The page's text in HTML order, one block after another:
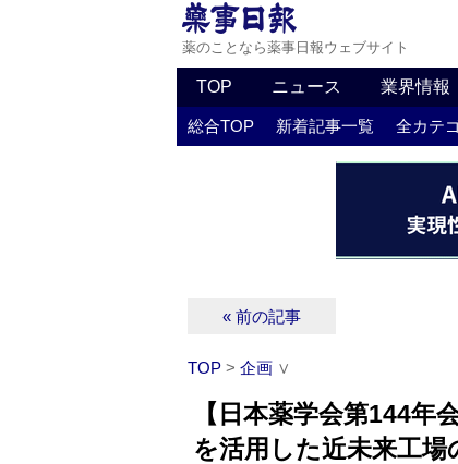
薬のことなら薬事日報ウェブサイト
TOP ニュース 業界情報
総合TOP 新着記事一覧 全カテ
« 前の記事
TOP > 企画 ∨
【日本薬学会第144
を活用した近未来工場